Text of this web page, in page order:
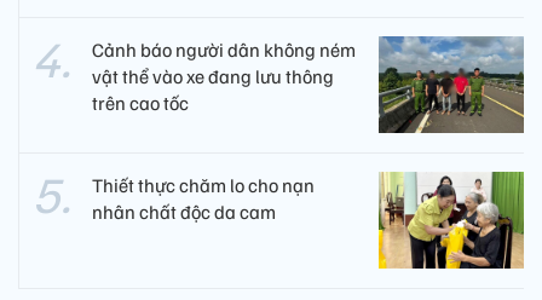
Cảnh báo người dân không ném
vật thể vào xe đang lưu thông
trên cao tốc
Thiết thực chăm lo cho nạn
nhân chất độc da cam